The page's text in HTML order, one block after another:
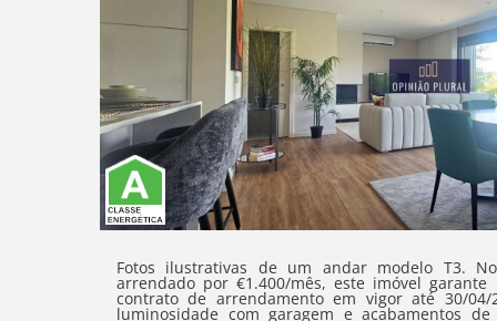
Fotos ilustrativas de um andar modelo T3. Nota- Imóvel indicado apenas para Investimento. Atualmente
arrendado por €1.400/mês, este imóvel
contrato de arrendamento em vigor até 30/04/2028. Apartamento Tipologia T3 (B) 2 frentes
luminosidade com garagem e acabamentos de elevada qualidade.